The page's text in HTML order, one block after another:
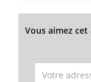
Vous aimez